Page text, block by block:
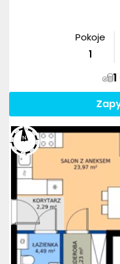
Pokoje
1